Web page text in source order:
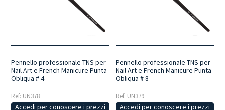
Pennello professionale TNS per
Nail Art e French Manicure Punta
Obliqua # 4
Ref: UN378
Accedi per conoscere i prezzi
Pennello professionale TNS per
Nail Art e French Manicure Punta
Obliqua # 8
Ref: UN379
Accedi per conoscere i prezzi